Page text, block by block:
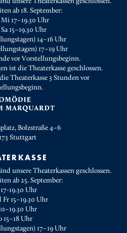
ab 18. September:
17–19.30 Uhr
15–19.30 Uhr
14–16 Uhr
17–19 Uhr
vor Vorstellungsbeginn.
ist die Theaterkasse geschlossen.
Theaterkasse 3 Stunden vor
Bolzstraße 4–6
Stuttgart
unsere Theaterkassen geschlossen.
ab 25. September:
19.30 Uhr
15–19.30 Uhr
Uhr
15–18 Uhr
17–19 Uhr